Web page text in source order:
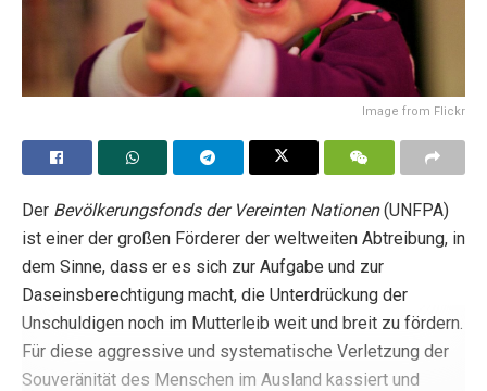
Image from Flickr
Der Bevölkerungsfonds der Vereinten Nationen(UNFPA)
ist einer der großen Förderer der weltweiten Abtreibung, in
dem Sinne, dass er es sich zur Aufgabe und zur
Daseinsberechtigung macht, die Unterdrückung der
Unschuldigen noch im Mutterleib weit und breit zu fördern.
Für diese aggressive und systematische Verletzung der
Souveränität des Menschen im Ausland kassiert und